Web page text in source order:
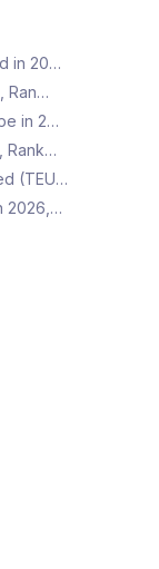
in 20…
Ran…
in 2…
Rank…
(TEU…
2026,…